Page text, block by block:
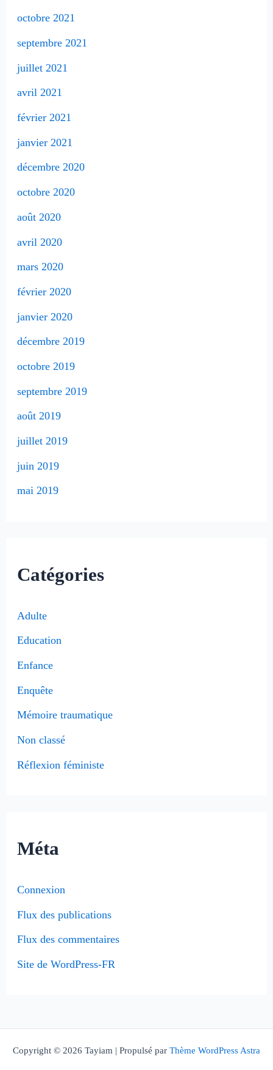
octobre 2021
septembre 2021
juillet 2021
avril 2021
février 2021
janvier 2021
décembre 2020
octobre 2020
août 2020
avril 2020
mars 2020
février 2020
janvier 2020
décembre 2019
octobre 2019
septembre 2019
août 2019
juillet 2019
juin 2019
mai 2019
Catégories
Adulte
Education
Enfance
Enquête
Mémoire traumatique
Non classé
Réflexion féministe
Méta
Connexion
Flux des publications
Flux des commentaires
Site de WordPress-FR
Copyright © 2026 Tayiam | Propulsé par Thème WordPress Astra